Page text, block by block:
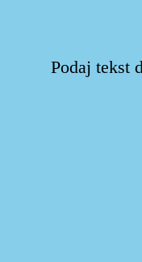
Podaj tekst